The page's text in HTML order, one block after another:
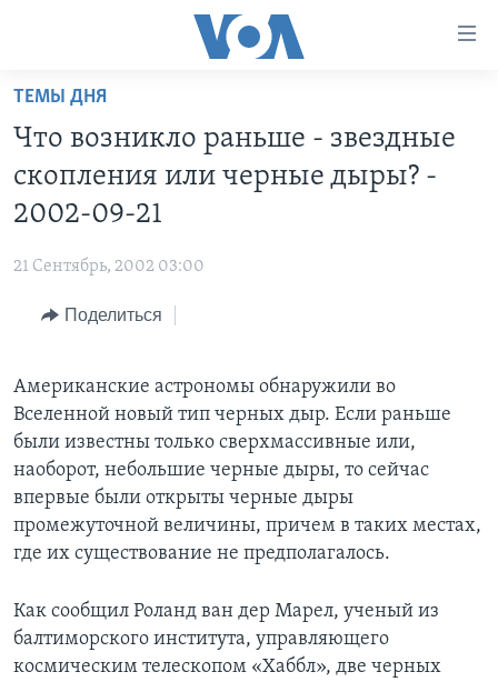
Перейти
основной
контент
Перейти
основной
навигации
Перейти
ИТОГИ
ПОЧЕМУ ЭТО ВАЖНО?
ДЕТАЛИ
НЬЮ-ЙОРК NEW YORK
АМЕРИКА. БОЛЬШОЕ ПУТЕШЕСТВИЕ
ПРОЕКТЫ
НАША АМЕРИКАНСКАЯ ИСТОРИЯ
А КАК В АМЕРИКЕ?
АМЕРИКАНСКИЕ ГОРОДКИ
ТЕСТЫ
ИНТЕРВЬЮ
ФАКТЫ ПРОТИВ ФЕЙКОВ
УЧИМ АНГЛИЙСКИЙ
ВИДЕО
ПОДПИСКА НА НОВОСТИ
Learning English
СОЦИАЛЬНЫЕ СЕТИ
ТЕМЫ ДНЯ
Что возникло раньше - звездные
скопления или черные дыры? -
2002-09-21
21 Сентябрь, 2002 03:00
Поделиться
Американские астрономы обнаружили во
Вселенной новый тип черных дыр. Если раньше
были известны только сверхмассивные или,
наоборот, небольшие черные дыры, то сейчас
впервые были открыты черные дыры
промежуточной величины, причем в таких местах,
где их существование не предполагалось.
Как сообщил Роланд ван дер Марел, ученый из
балтиморского института, управляющего
космическим телескопом «Хаббл», две черных